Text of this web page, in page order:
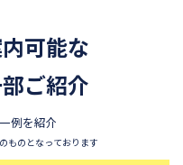
中学校
レジオ学院中学校
可能な
ご紹介
例を紹介
ものとなっております